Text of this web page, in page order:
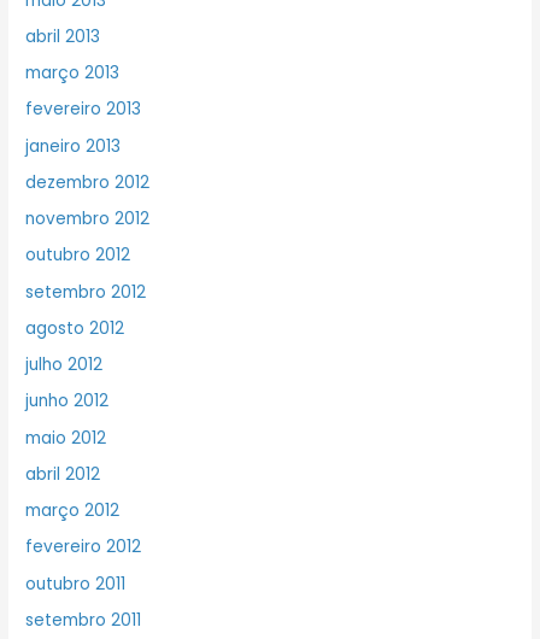
abril 2013
março 2013
fevereiro 2013
janeiro 2013
dezembro 2012
novembro 2012
outubro 2012
setembro 2012
agosto 2012
julho 2012
junho 2012
maio 2012
abril 2012
março 2012
fevereiro 2012
outubro 2011
setembro 2011